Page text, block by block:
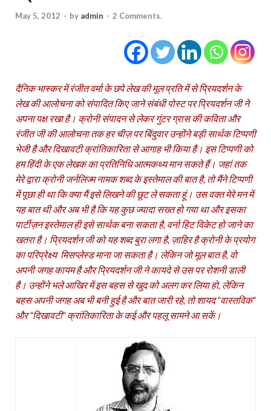
May 5, 2012 - by admin - 2 Comments.
दैनिक भास्‍कर में रंजीत वर्मा के छपे लेख की मूल प्रति में से प्रियदर्शन के
लेख की आलोचना को संपादित किए जाने संबंधी पोस्‍ट पर प्रियदर्शन जी ने
अपना पक्ष रखा है। क्रोनी संपादन से लेकर गुंटर ग्रास की कविता और
रंजीत जी की आलोचना तक हर चीज़ पर बिंदुवार उन्‍होंने बड़ी सार्थक टिप्‍पणी
भेजी है और दिखावटी क्रांतिकारिता से आगाह भी किया है। इस टिप्‍पणी को
हम हिंदी के एक लेखक का प्रतिनिधि आत्‍मकथ्‍य मान सकते हैं। जहां तक
मेरे द्वारा क्रोनी जर्नलिज्‍म नामक शब्‍द के इस्‍तेमाल की बात है, तो मैंने टिप्‍पणी
में पूछा ही था कि क्‍या मैं इसे लिखने की छूट ले सकता हूं। उस वक्‍त मेरे मन में
यह बात थी और अब भी है कि यह कुछ ज्‍यादा सख्‍त हो गया था और इसका
पार्टीज़न इस्‍तेमाल ही इसे सार्थक बना सकता है, वर्ना हिट विकेट हो जाने का
खतरा है। प्रियदर्शन जी को यह शब्‍द बुरा लगा है, ज़ाहिर है क्रोनी के प्रयोग
का परिप्रेक्ष्‍य मिसप्‍लेस्‍ड माना जा सकता है। लेकिन जो मूल बात है, वो
अपनी जगह कायम है और प्रियदर्शन जी ने कायदे से उस पर रोशनी डाली
है। उन्‍होंने भले आखिर में इस बहस से खुद को अलग कर लिया हो, लेकिन
बहस अपनी जगह अब भी बनी हुई है और बात जारी रहे, तो शायद ”वास्‍तविक”
और ”दिखावटी” क्रांतिकारिता के कई और पहलू सामने आ सकें।